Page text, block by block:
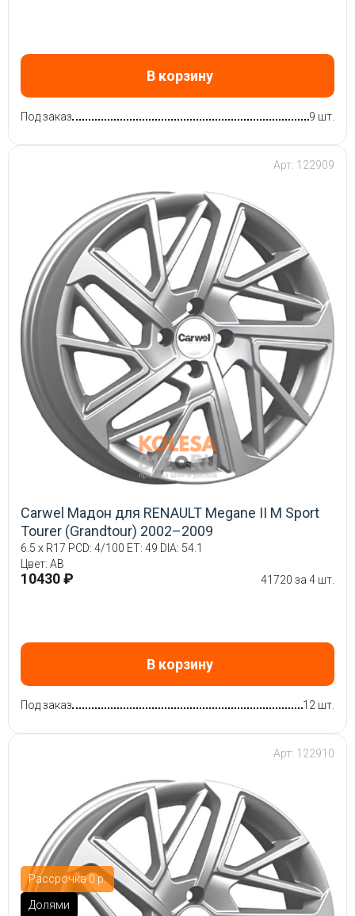
В корзину
Под заказ 9 шт.
Арт: 122909
Carwel Мадон для RENAULT Megane II М Sport
Tourer (Grandtour) 2002–2009
6.5 x R17 PCD: 4/100 ET: 49 DIA: 54.1
Цвет: AB
10430 ₽ 41720 за 4 шт.
В корзину
Под заказ 12 шт.
Рассрочка 0 р.
Долями
Арт: 122910